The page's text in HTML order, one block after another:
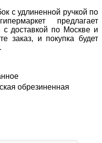
с удлиненной ручкой по
предлагает
доставкой по Москве и
заказ, и покупка будет
обрезиненная